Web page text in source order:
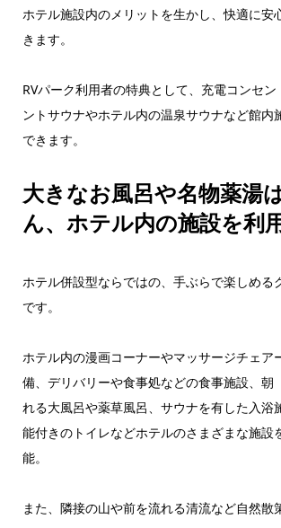
ホテル施設内のメリットを生かし、快適に安
きます。
RVパーク利用者の特典として、充電コンセ
ントサウナやホテル内の温泉サウナなど館内
できます。
大きなお風呂や名物薬湯
ん、ホテル内の施設を利
ホテル併設型ならではの、手ぶらで楽しめる
です。
ホテル内の漫画コーナーやマッサージチェア
備、デリバリーや食事処などの食事施設、朝
れる大風呂や薬草風呂、サウナを有した入浴
能付きのトイレなどホテルのさまざまな施設
能。
また、隣接の山や前を流れる清流など自然散